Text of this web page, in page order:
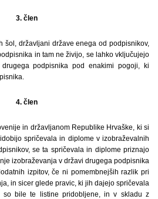
3. člen
šol, državljani države enega od podpisnikov,
in tam ne živijo, se lahko vključujejo
podpisnika pod enakimi pogoji, ki
4. člen
in državljanom Republike Hrvaške, ki si
spričevala in diplome v izobraževalnih
se ta spričevala in diplome priznajo
izobraževanja v državi drugega podpisnika
izpitov, če ni pomembnejših razlik pri
in sicer glede pravic, ki jih dajejo spričevala
bile te listine pridobljene, in v skladu z